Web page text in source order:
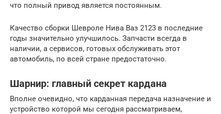
что полный привод является постоянным.
Качество сборки Шевроле Нива Ваз 2123 в последние
годы значительно улучшилось. Запчасти всегда в
наличии, а сервисов, готовых обслуживать этот
автомобиль, по всей стране предостаточно.
Шарнир: главный секрет кардана
Вполне очевидно, что карданная передача назначение и
устройство которой мы сегодня рассматриваем,